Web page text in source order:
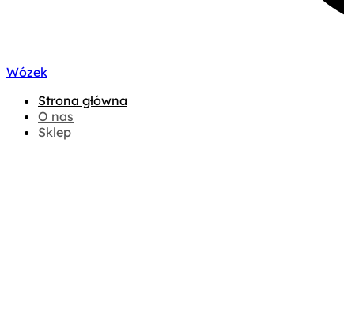
Wózek
Strona główna
O nas
Sklep